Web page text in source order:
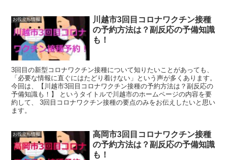
お役立ち情報
川越市3回目コロナワクチン接種
の予約方法は？副反応の予備知識
も！
3回目の新型コロナワクチン接種について知りたいことがあっても、
「必要な情報に直ぐにはたどり着けない」という声が多くあります。
今回は、【川越市3回目コロナワクチン接種の予約方法は？副反応の
予備知識も！】 というタイトルで川越市のホームページの内容を要
約して、 3回目コロナワクチン接種の要点のみをお伝えしたいと思い
ます。
お役立ち情報
高岡市3回目コロナワクチン接種
の予約方法は？副反応の予備知識
も！